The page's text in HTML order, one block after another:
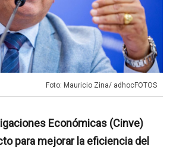
Foto: Mauricio Zina/ adhocFOTOS
Económicas (Cinve)
para mejorar la eficiencia del